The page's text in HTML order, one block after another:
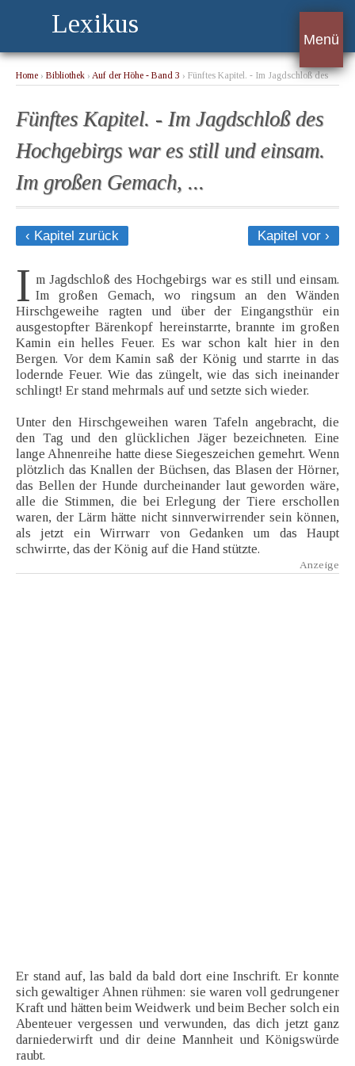
Lexikus
Menü
Home › Bibliothek › Auf der Höhe - Band 3 › Fünftes Kapitel. - Im Jagdschloß des
Fünftes Kapitel. - Im Jagdschloß des
Hochgebirgs war es still und einsam.
Im großen Gemach, ...
‹ Kapitel zurück Kapitel vor ›
I m Jagdschloß des Hochgebirgs war es still und einsam.
Im großen Gemach, wo ringsum an den Wänden
Hirschgeweihe ragten und über der Eingangsthür ein
ausgestopfter Bärenkopf hereinstarrte, brannte im großen
Kamin ein helles Feuer. Es war schon kalt hier in den
Bergen. Vor dem Kamin saß der König und starrte in das
lodernde Feuer. Wie das züngelt, wie das sich ineinander
schlingt! Er stand mehrmals auf und setzte sich wieder.
Unter den Hirschgeweihen waren Tafeln angebracht, die
den Tag und den glücklichen Jäger bezeichneten. Eine
lange Ahnenreihe hatte diese Siegeszeichen gemehrt. Wenn
plötzlich das Knallen der Büchsen, das Blasen der Hörner,
das Bellen der Hunde durcheinander laut geworden wäre,
alle die Stimmen, die bei Erlegung der Tiere erschollen
waren, der Lärm hätte nicht sinnverwirrender sein können,
als jetzt ein Wirrwarr von Gedanken um das Haupt
schwirrte, das der König auf die Hand stützte.
Er stand auf, las bald da bald dort eine Inschrift. Er konnte
sich gewaltiger Ahnen rühmen: sie waren voll gedrungener
Kraft und hätten beim Weidwerk und beim Becher solch ein
Abenteuer vergessen und verwunden, das dich jetzt ganz
darniederwirft und dir deine Mannheit und Königswürde
raubt.